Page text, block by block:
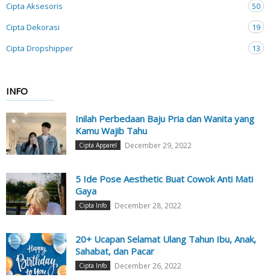
Cipta Aksesoris
50
Cipta Dekorasi
19
Cipta Dropshipper
13
INFO
Inilah Perbedaan Baju Pria dan Wanita yang
Kamu Wajib Tahu
Cipta Apparel December 29, 2022
5 Ide Pose Aesthetic Buat Cowok Anti Mati
Gaya
Cipta Info December 28, 2022
20+ Ucapan Selamat Ulang Tahun Ibu, Anak,
Sahabat, dan Pacar
Cipta Info December 26, 2022